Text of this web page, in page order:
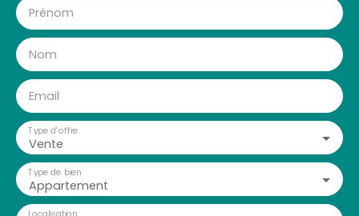
Prénom
Nom
Email
Vente
Type d'offre
Appartement
Type de bien
Localisation